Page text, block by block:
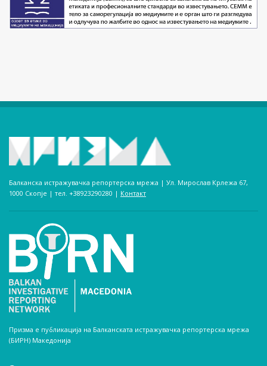
Балканска истражувачка репортерска мрежа | Ул. Мирослав Крлежа 67,
1000 Скопје | тел. +38923290280­ | Контакт
Призма е публикација на Балканската истражувачка репортерска мрежа
(БИРН) Македонија